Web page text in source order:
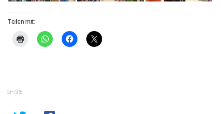
Teilen mit:
SHARE